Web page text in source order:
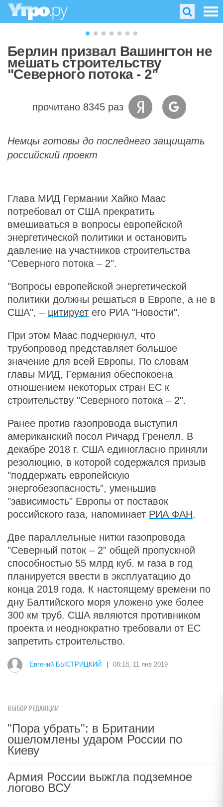
Берлин призвал Вашингтон не
мешать строительству
"Северного потока - 2"
прочитано 8345 раз
Немцы готовы до последнего защищать
российский проект
Глава МИД Германии Хайко Маас
потребовал от США прекратить
вмешиваться в вопросы европейской
энергетической политики и остановить
давление на участников строительства
"Северного потока – 2".
"Вопросы европейской энергетической
политики должны решаться в Европе, а не в
США", – цитирует его РИА "Новости".
При этом Маас подчеркнул, что
трубопровод представляет большое
значение для всей Европы. По словам
главы МИД, Германия обеспокоена
отношением некоторых стран ЕС к
строительству "Северного потока – 2".
Ранее против газопровода выступил
американский посол Ричард Гренелл. В
декабре 2018 г. США единогласно приняли
резолюцию, в которой содержался призыв
"поддержать европейскую
энергобезопасность", уменьшив
"зависимость" Европы от поставок
российского газа, напоминает РИА ФАН.
Две параллельные нитки газопровода
"Северный поток – 2" общей пропускной
способностью 55 млрд куб. м газа в год
планируется ввести в эксплуатацию до
конца 2019 года. К настоящему времени по
дну Балтийского моря уложено уже более
300 км труб. США являются противником
проекта и неоднократно требовали от ЕС
запретить строительство.
Евгений БЫСТРИЦКИЙ 08:18, 11 янв 2019
ВЫБОР РЕДАКЦИИ
"Пора убрать": в Британии
ошеломлены ударом России по
Киеву
Армия России выжгла подземное
логово ВСУ